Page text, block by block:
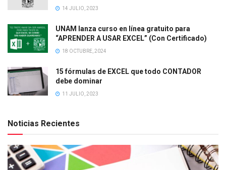
14 JULIO, 2023
UNAM lanza curso en línea gratuito para
“APRENDER A USAR EXCEL” (Con Certificado)
18 OCTUBRE, 2024
15 fórmulas de EXCEL que todo CONTADOR
debe dominar
11 JULIO, 2023
Noticias Recientes